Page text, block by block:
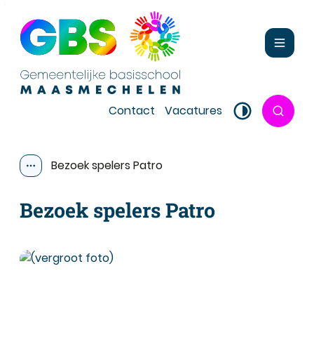
Naar inhoud
Gemeentelijke basisschool Maasmechelen
Contact Vacatures Hoog Zoek
Menu
Toon alle broodkruimel items
Bezoek spelers Patro
Bezoek spelers Patro